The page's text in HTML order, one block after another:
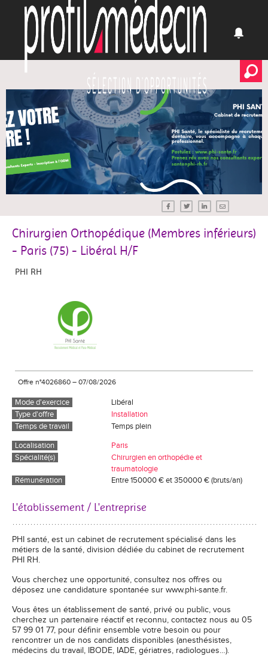
Chirurgien Orthopédique (Membres inférieurs)
- Paris (75) - Libéral H/F
PHI RH
Offre n°4026860 – 07/08/2026
Mode d'exercice
Libéral
Type d'offre
Installation
Temps de travail
Temps plein
Localisation
Paris
Spécialité(s)
Chirurgien en orthopédie et
traumatologie
Rémunération
Entre 150000 € et 350000 € (bruts/an)
L'établissement / L'entreprise
PHI santé, est un cabinet de recrutement spécialisé dans les
métiers de la santé, division dédiée du cabinet de recrutement
PHI RH.
Vous cherchez une opportunité, consultez nos offres ou
déposez une candidature spontanée sur www.phi-sante.fr.
Vous êtes un établissement de santé, privé ou public, vous
cherchez un partenaire réactif et reconnu, contactez nous au 05
57 99 01 77, pour définir ensemble votre besoin ou pour
rencontrer un de nos candidats disponibles (anesthésistes,
médecins du travail, IBODE, IADE, gériatres, radiologues…).